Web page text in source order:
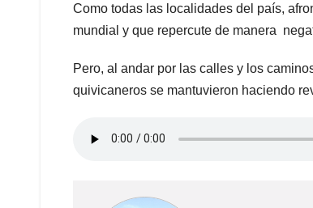
Como todas las localidades del país,
mundial y que repercute de manera
Pero, al andar por las calles y los
quivicaneros se mantuvieron haciendo